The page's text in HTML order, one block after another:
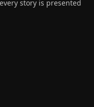
story is presented